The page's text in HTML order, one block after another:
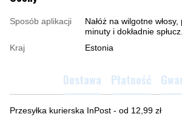
Sposób aplikacji
Nałóż na wilgotne
minuty i dokładnie spłucz.
Kraj
Estonia
Dostawa Płatność
Przesyłka kurierska InPost - od 12,99 zł